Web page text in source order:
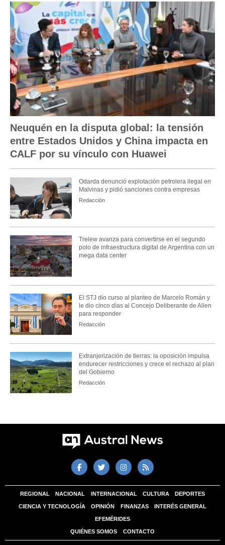
Neuquén en la disputa global: la tensión
entre Estados Unidos y China impacta en
CALF por su vínculo con Huawei
Odarda denunció explotación petrolera ilegal en
Malvinas y pidió sanciones contra empresas
Redacción
Trelew avanza para convertirse en el segundo
polo de infraestructura digital de Argentina con un
mega data center
El STJ dio curso al planteo de Marcelo Román y
le dio cinco días al Concejo Deliberante de Allen
para responder
Redacción
Extranjerización de tierras: la oposición impulsa
endurecer restricciones y crece el rechazo al plan
del Gobierno
Redacción
REGIONAL NACIONAL INTERNACIONAL CULTURA DEPORTES
CIENCIA Y TECNOLOGÍA OPINIÓN FINANZAS INTERÉS GENERAL
EFEMÉRIDES
QUIÉNES SOMOS CONTACTO